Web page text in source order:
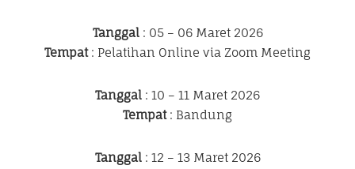
Tanggal: 05 – 06 Maret 2026
Tempat: Pelatihan Online via Zoom Meeting
Tanggal : 10 – 11 Maret 2026
Tempat: Bandung
Tanggal: 12 – 13 Maret 2026